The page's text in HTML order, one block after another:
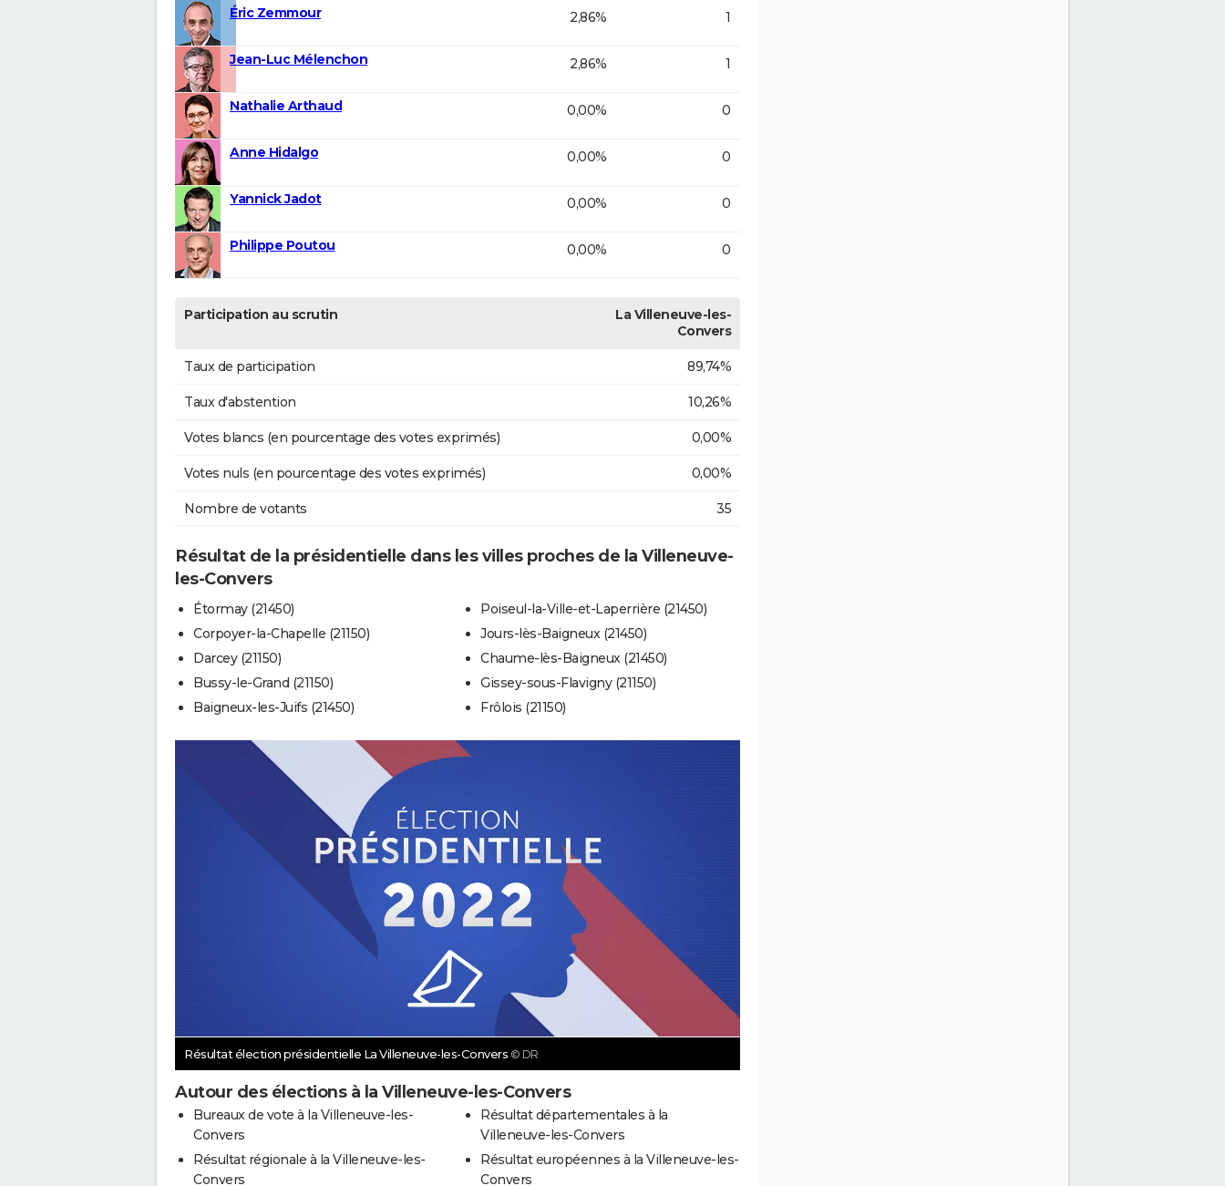
Éric Zemmour 2,86% 1
Jean-Luc Mélenchon 2,86% 1
Nathalie Arthaud 0,00% 0
Anne Hidalgo 0,00% 0
Yannick Jadot 0,00% 0
Philippe Poutou 0,00% 0
Participation au scrutin
La Villeneuve-les-
Convers
Taux de participation 89,74%
Taux d'abstention 10,26%
Votes blancs (en pourcentage des votes exprimés) 0,00%
Votes nuls (en pourcentage des votes exprimés) 0,00%
Nombre de votants 35
Résultat de la présidentielle dans les villes proches de la Villeneuve-
les-Convers
Étormay (21450)
Corpoyer-la-Chapelle (21150)
Darcey (21150)
Bussy-le-Grand (21150)
Baigneux-les-Juifs (21450)
Poiseul-la-Ville-et-Laperrière (21450)
Jours-lès-Baigneux (21450)
Chaume-lès-Baigneux (21450)
Gissey-sous-Flavigny (21150)
Frôlois (21150)
Résultat élection présidentielle La Villeneuve-les-Convers © DR
Autour des élections à la Villeneuve-les-Convers
Bureaux de vote à la Villeneuve-les-
Convers
Résultat régionale à la Villeneuve-les-
Convers
Résultat départementales à la
Villeneuve-les-Convers
Résultat européennes à la Villeneuve-les-
Convers